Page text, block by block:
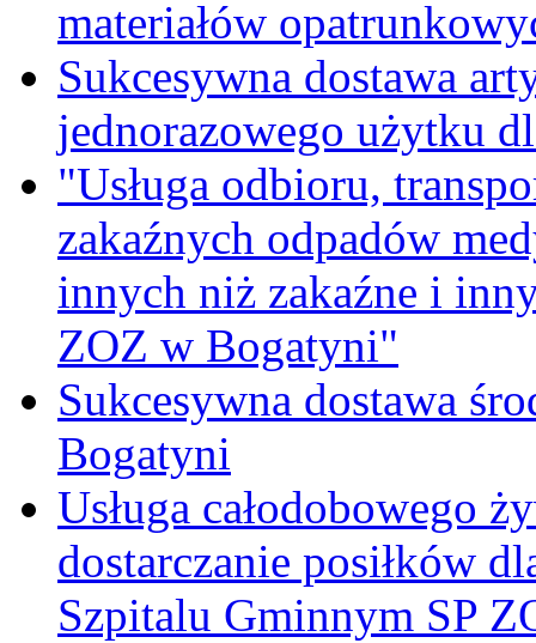
materiałów
Sukcesywna dostawa
jednorazowego użytku
"Usługa odbioru,
zakaźnych odpadów
innych niż zakaźne i
ZOZ w Bogatyni"
Sukcesywna dostawa
Bogatyni
Usługa całodobowego
dostarczanie posiłków
Szpitalu Gminnym SP